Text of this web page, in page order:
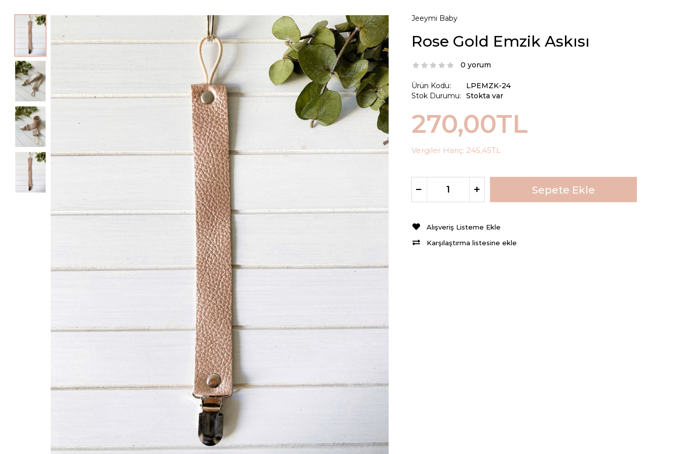
Jeeymi Baby
Rose Gold Emzik Askısı
0 yorum
Ürün Kodu:
Stok Durumu:
LPEMZK-24
Stokta var
270,00TL
Vergiler Hariç: 245,45TL
Alışveriş Listeme Ekle
Karşılaştırma listesine ekle